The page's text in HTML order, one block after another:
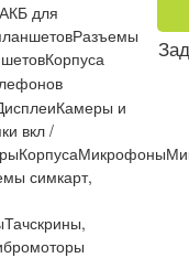
АКБ для
Разъемы
Корпуса
Камеры и
вкл /
КорпусаМикрофоны
симкарт,
Тачскрины,